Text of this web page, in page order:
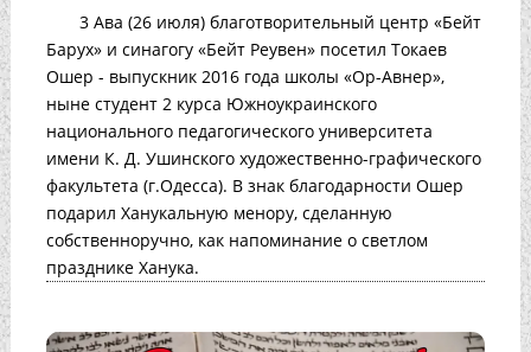
3 Ава (26 июля) благотворительный центр «Бейт
Барух» и синагогу «Бейт Реувен» посетил Токаев
Ошер - выпускник 2016 года школы «Ор-Авнер»,
ныне студент 2 курса Южноукраинского
национального педагогического университета
имени К. Д. Ушинского художественно-графического
факультета (г.Одесса). В знак благодарности Ошер
подарил Ханукальную менору, сделанную
собственноручно, как напоминание о светлом
празднике Ханука.